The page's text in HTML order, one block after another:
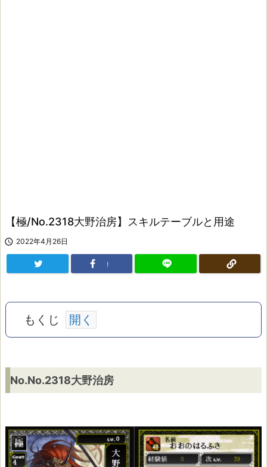
【極/No.2318大野治房】スキルテーブルと用途
 2022年4月26日
!
もくじ
N
o.
o.
2
No.No.2318大野治房